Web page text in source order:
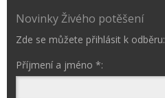
Novinky Živého potěšení
Zde se můžete přihlásit k odběru:
Příjmení a jméno *: